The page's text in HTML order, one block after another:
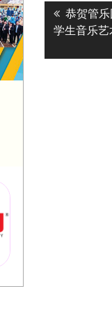
Previous
post:
恭贺管
学生音乐